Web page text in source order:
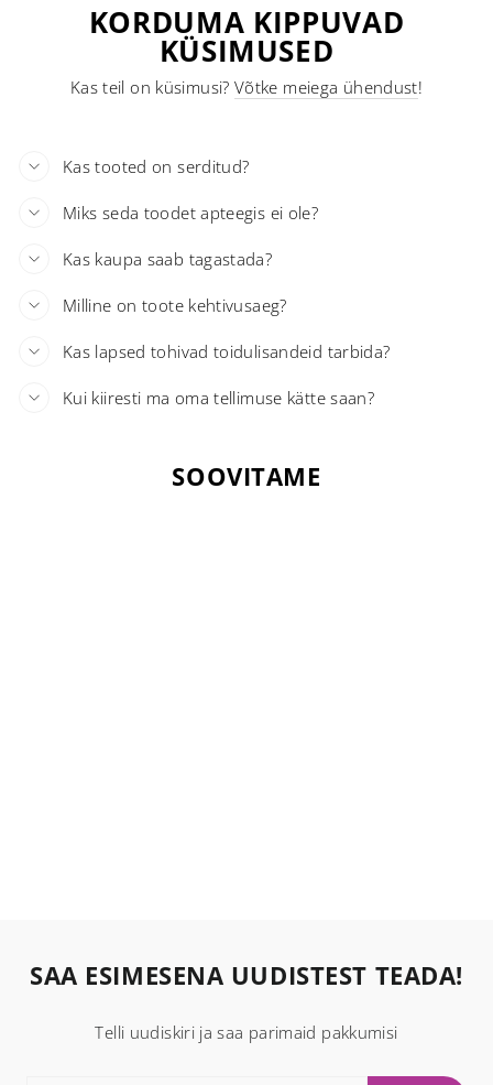
KORDUMA KIPPUVAD
KÜSIMUSED
Kas teil on küsimusi? Võtke meiega ühendust!
Kas tooted on serditud?
Miks seda toodet apteegis ei ole?
Kas kaupa saab tagastada?
Milline on toote kehtivusaeg?
Kas lapsed tohivad toidulisandeid tarbida?
Kui kiiresti ma oma tellimuse kätte saan?
SOOVITAME
SAA ESIMESENA UUDISTEST TEADA!
Telli uudiskiri ja saa parimaid pakkumisi